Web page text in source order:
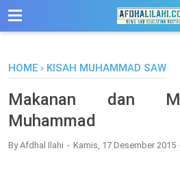
-->
HOME › KISAH MUHAMMAD SAW
Makanan dan
Muhammad
ByAfdhal Ilahi Kamis, 17 Desember 2015